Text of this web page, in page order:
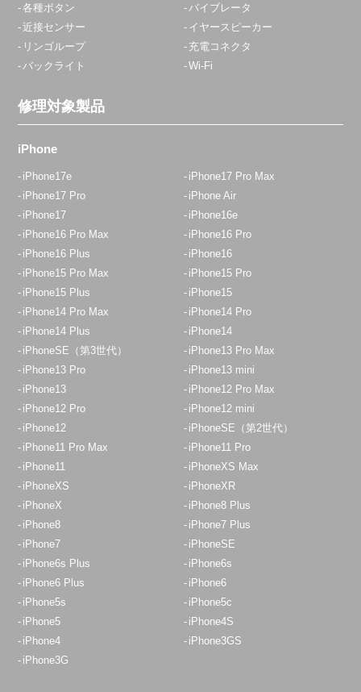
各種ボタン
バイブレータ
近接センサー
イヤースピーカー
リンゴループ
充電コネクタ
バックライト
Wi-Fi
修理対象製品
iPhone
iPhone17e
iPhone17 Pro Max
iPhone17 Pro
iPhone Air
iPhone17
iPhone16e
iPhone16 Pro Max
iPhone16 Pro
iPhone16 Plus
iPhone16
iPhone15 Pro Max
iPhone15 Pro
iPhone15 Plus
iPhone15
iPhone14 Pro Max
iPhone14 Pro
iPhone14 Plus
iPhone14
iPhoneSE（第3世代）
iPhone13 Pro Max
iPhone13 Pro
iPhone13 mini
iPhone13
iPhone12 Pro Max
iPhone12 Pro
iPhone12 mini
iPhone12
iPhoneSE（第2世代）
iPhone11 Pro Max
iPhone11 Pro
iPhone11
iPhoneXS Max
iPhoneXS
iPhoneXR
iPhoneX
iPhone8 Plus
iPhone8
iPhone7 Plus
iPhone7
iPhoneSE
iPhone6s Plus
iPhone6s
iPhone6 Plus
iPhone6
iPhone5s
iPhone5c
iPhone5
iPhone4S
iPhone4
iPhone3GS
iPhone3G